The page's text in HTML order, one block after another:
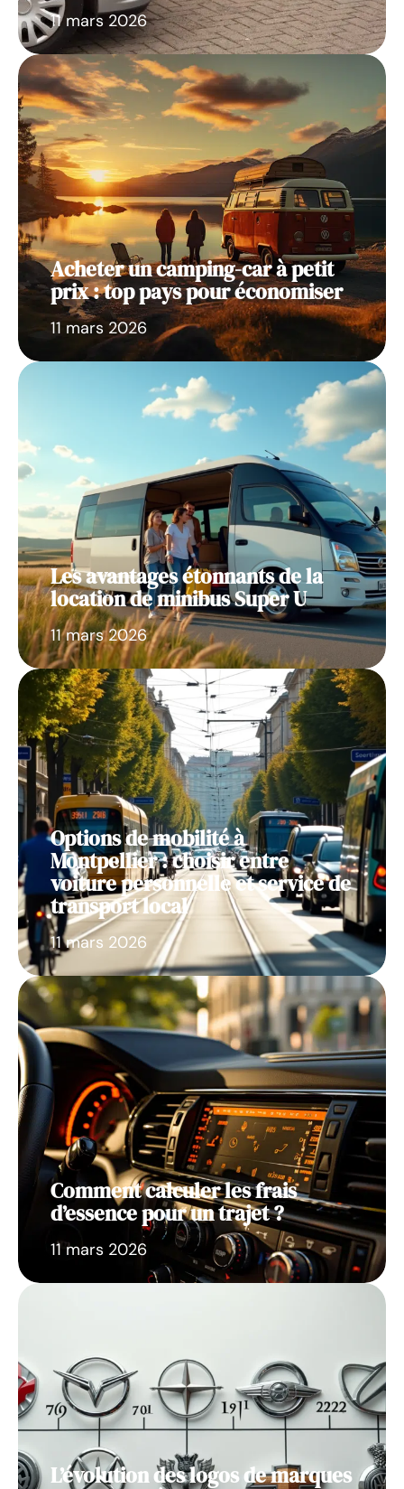
11 mars 2026
Acheter un camping-car à petit
prix : top pays pour économiser
11 mars 2026
Les avantages étonnants de la
location de minibus Super U
11 mars 2026
Options de mobilité à
Montpellier : choisir entre
voiture personnelle et service de
transport local
11 mars 2026
Comment calculer les frais
d’essence pour un trajet ?
11 mars 2026
L’évolution des logos de marques